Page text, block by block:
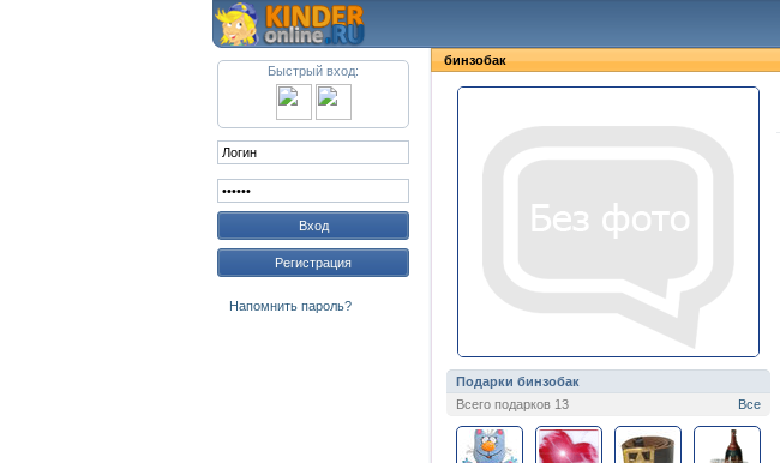
Быстрый вход:
Вход
Регистрация
Напомнить пароль?
бинзобак
Подарки бинзобак
Все
Всего подарков 13